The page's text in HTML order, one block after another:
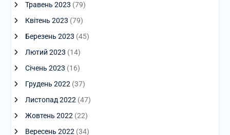
Травень 2023 (79)
Квітень 2023 (79)
Березень 2023 (45)
Лютий 2023 (14)
Січень 2023 (16)
Грудень 2022 (37)
Листопад 2022 (47)
Жовтень 2022 (22)
Вересень 2022 (34)